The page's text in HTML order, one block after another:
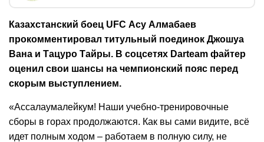
Казахстанский боец UFC Асу Алмабаев
прокомментировал титульный поединок Джошуа
Вана и Тацуро Тайры. В соцсетях Darteam файтер
оценил свои шансы на чемпионский пояс перед
скорым выступлением.
«Ассалаумалейкум! Наши учебно-тренировочные
сборы в горах продолжаются. Как вы сами видите, всё
идет полным ходом – работаем в полную силу, не